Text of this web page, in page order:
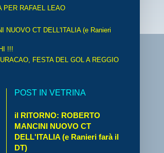
PER RAFAEL LEAO
NUOVO CT DELL'ITALIA (e Ranieri
!!!
FESTA DEL GOL A REGGIO
POST IN VETRINA
il RITORNO: ROBERTO
MANCINI NUOVO CT
DELL'ITALIA (e Ranieri farà il
DT)